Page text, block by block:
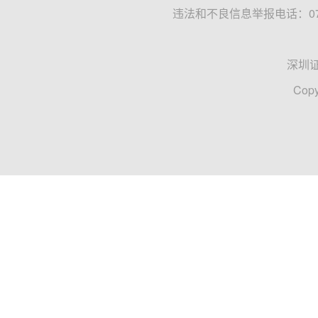
违法和不良信息举报电话：
深圳